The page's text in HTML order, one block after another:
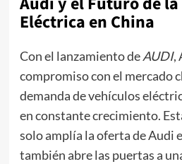
Eléctrica en China
Con el lanzamiento deAUDI,
compromiso con el mercado
demanda de vehículos
en constante crecimiento.
solo amplía la oferta de Audi
también abre las puertas a